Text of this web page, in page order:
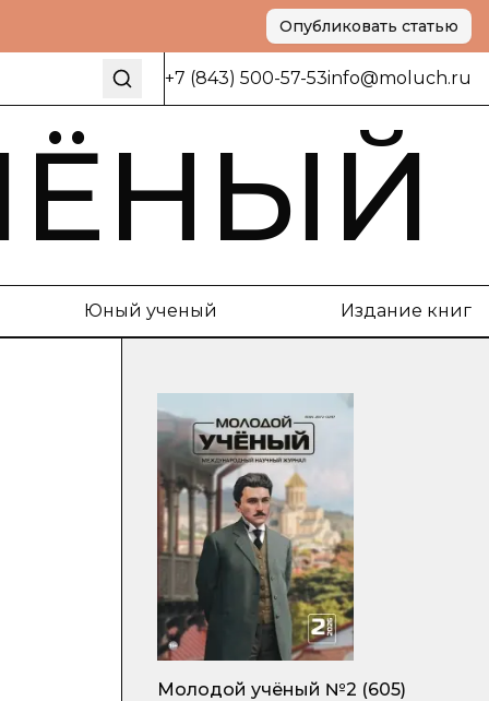
Опубликовать статью
+7 (843) 500-57-53info@moluch.ru
Юный ученый Издание книг
Молодой учёный №2 (605)